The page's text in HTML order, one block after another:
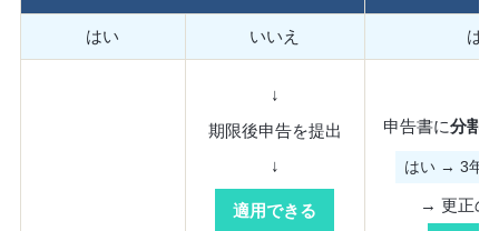
はい いいえ はい
↓
期限後申告を提出
↓
適用できる
申告書に分割
はい → 3年
→ 更正の